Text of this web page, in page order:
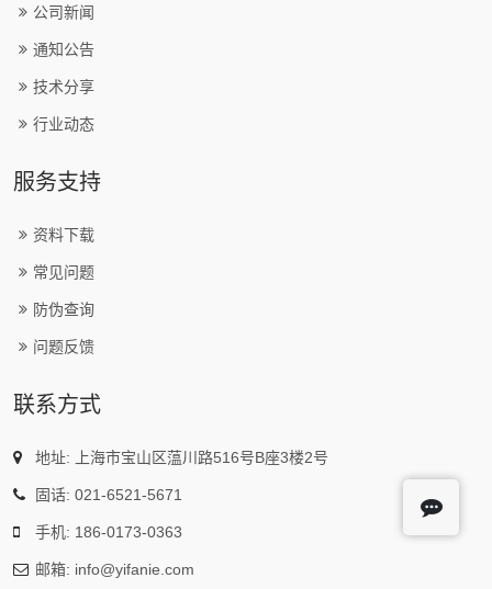
公司新闻
通知公告
技术分享
行业动态
服务支持
资料下载
常见问题
防伪查询
问题反馈
联系方式
地址: 上海市宝山区蕰川路516号B座3楼2号
固话: 021-6521-5671
手机: 186-0173-0363
邮箱: info@yifanie.com